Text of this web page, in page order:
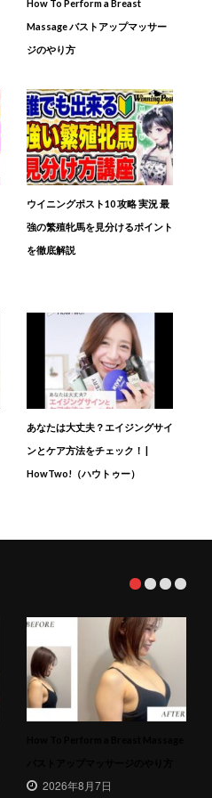
How To Perform a Breast
Massage バストアップマッサー
ジのやり方
ウイニングポスト10 攻略 実況 最
強の繁殖牝馬を見分けるポイント
を徹底解説
あなたは大丈夫？エイジングサイ
ンとケア方法をチェック！ |
HowTwo!（ハウトゥー）
2026年8月7日